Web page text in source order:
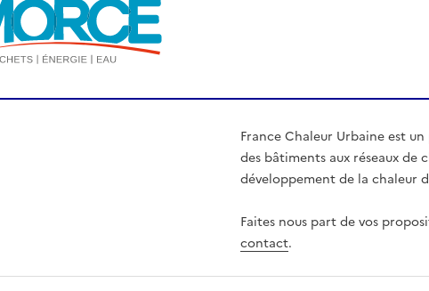
France Chaleur Urbaine est
des bâtiments aux réseaux
développement de la chaleur
Faites nous part de vos
contact.